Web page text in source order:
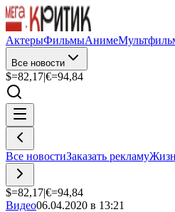
АктерыФильмыАниме
Все новости
$=82,17|€=94,84
Все новостиЗаказать рекламу
$=82,17|€=94,84
Видео06.04.2020 в 13:21